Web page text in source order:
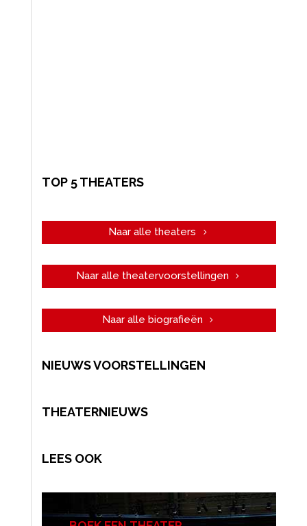
TOP 5 THEATERS
Naar alle theaters
Naar alle theatervoorstellingen
Naar alle biografieën
NIEUWS VOORSTELLINGEN
THEATERNIEUWS
LEES OOK